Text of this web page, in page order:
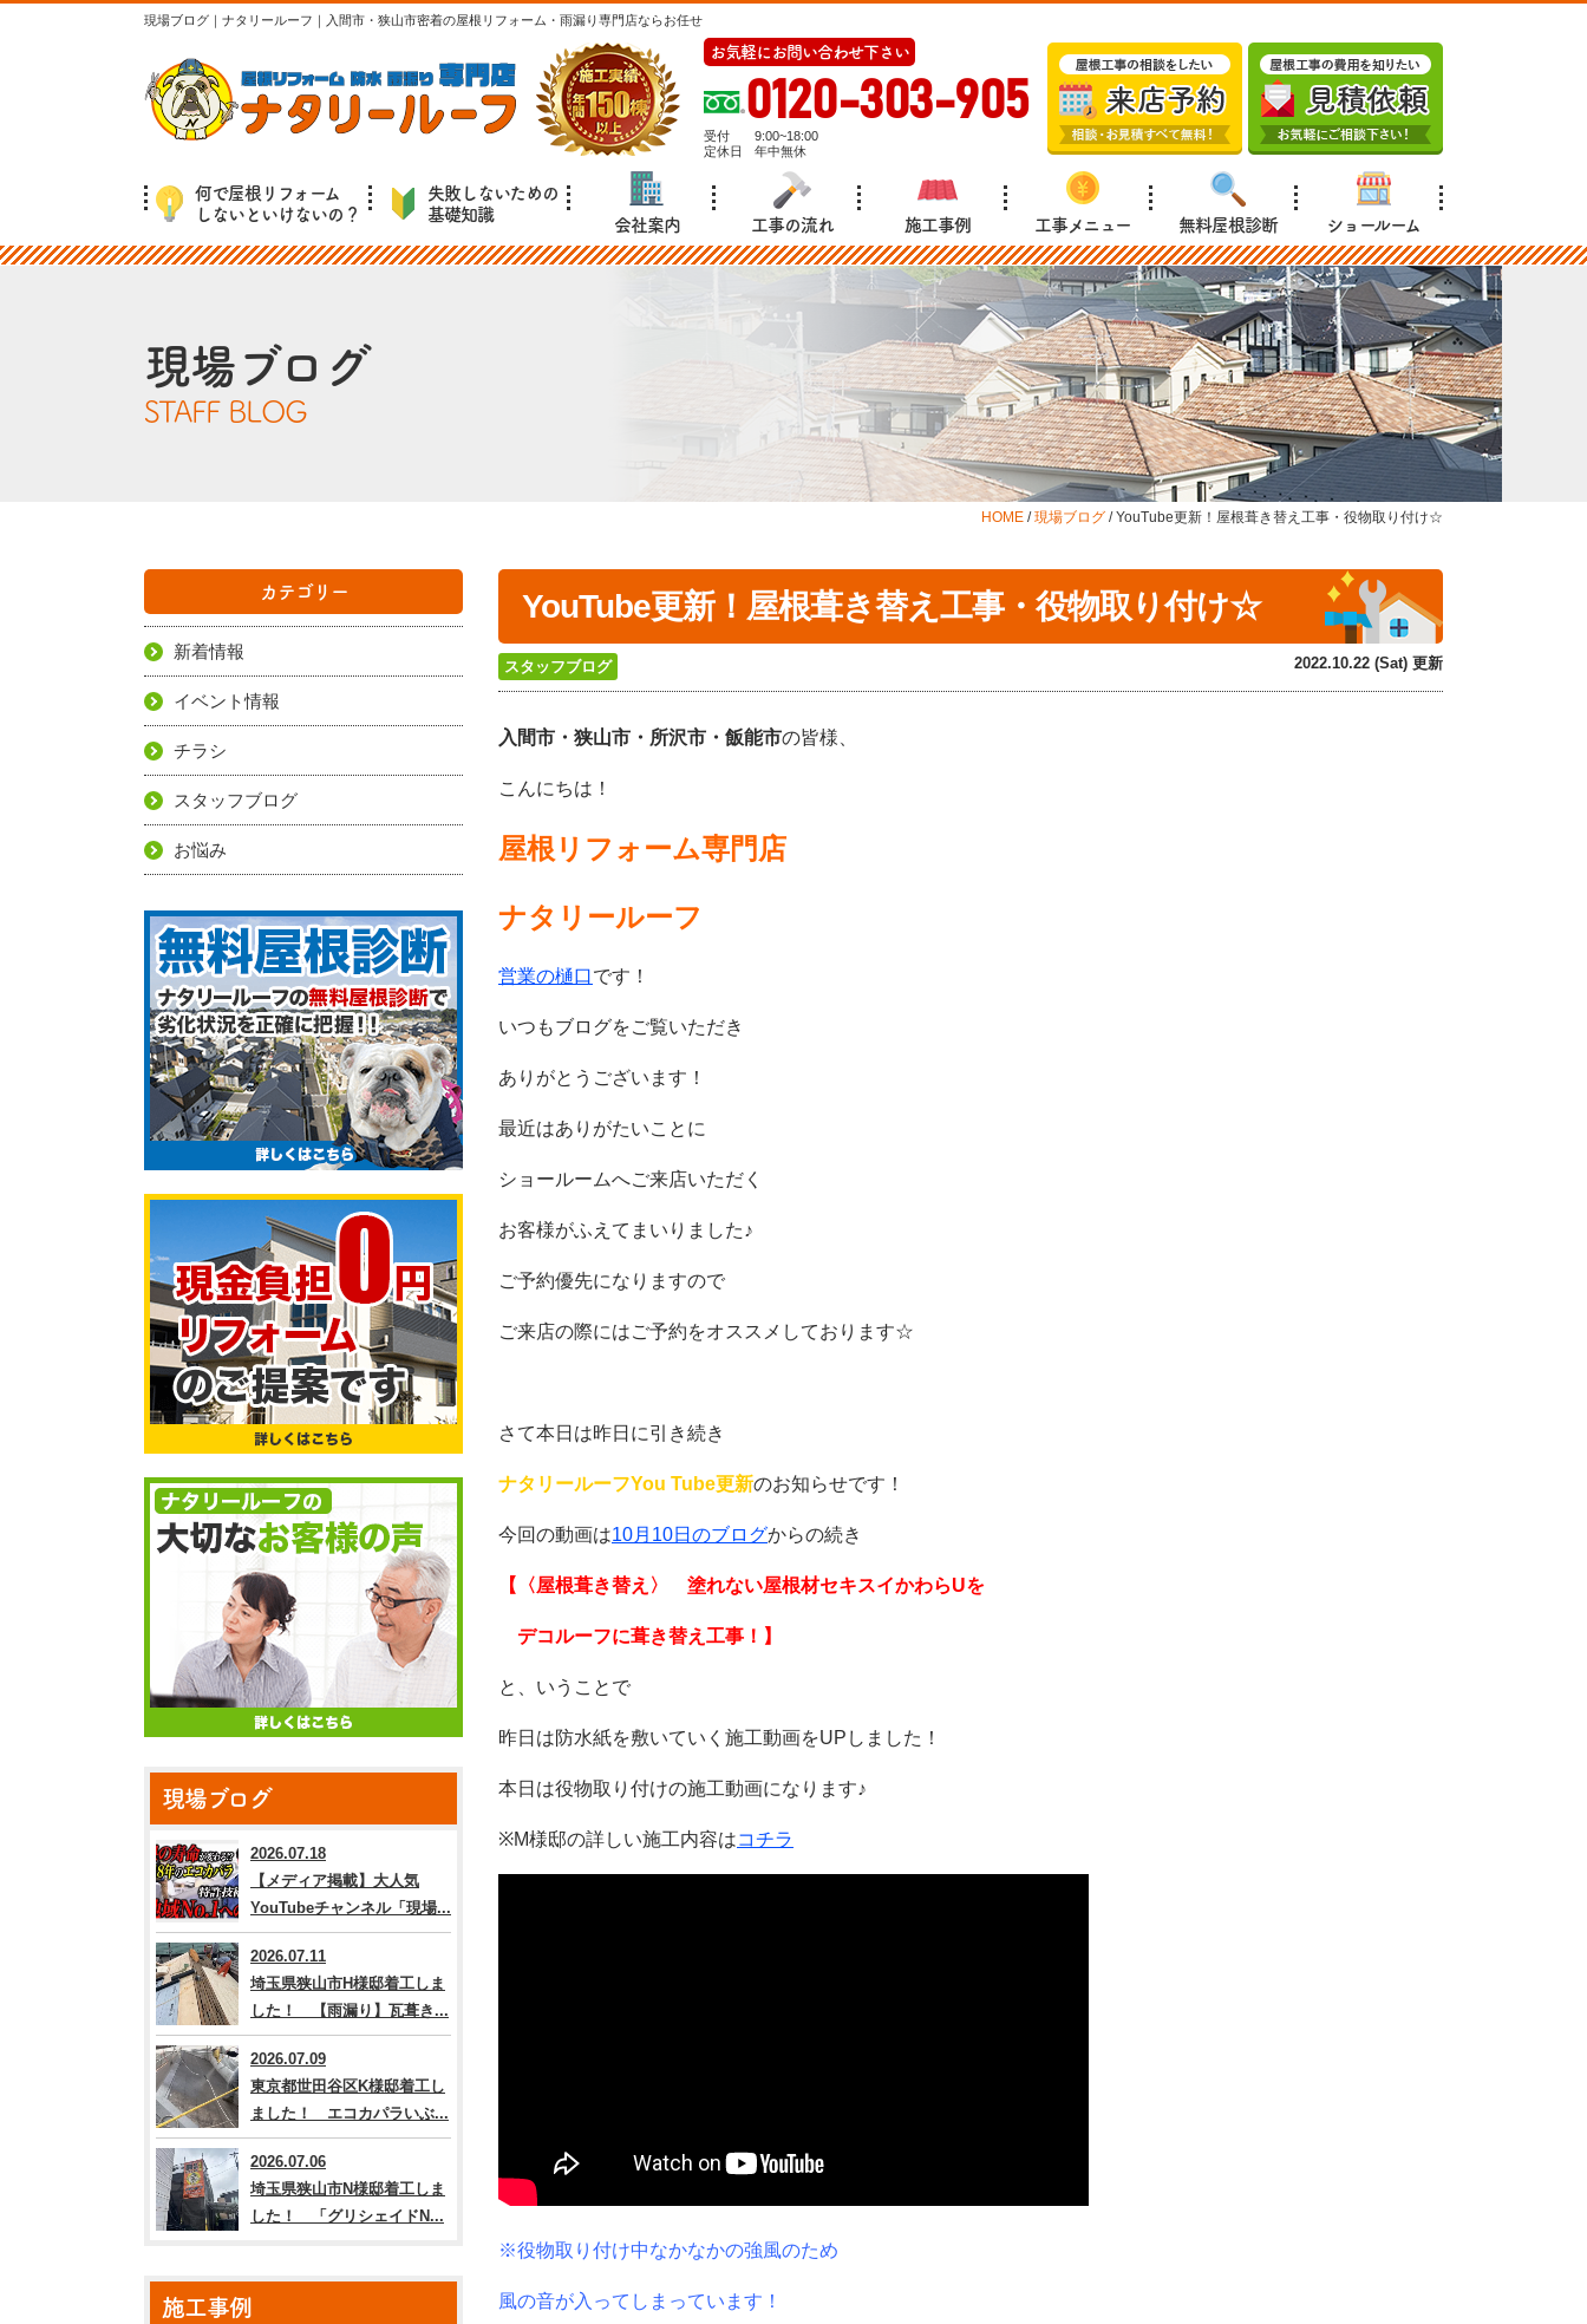
現場ブログ｜ナタリールーフ｜入間市・狭山市密着の屋根リフォーム・雨漏り専門店ならお任せ
お気軽にお問い合わせ下さい
0120-303-905
受付
9:00~18:00
定休日
年中無休
何で屋根リフォーム
しないといけないの？
失敗しないための
基礎知識
会社案内 工事の流れ 施工事例 工事メニュー 無料屋根診断 ショールーム
現場ブログ
STAFF BLOG
HOME /現場ブログ /YouTube更新！屋根葺き替え工事・役物取り付け☆
YouTube更新！屋根葺き替え工事・役物取り付け☆
スタッフブログ 2022.10.22 (Sat) 更新
入間市・狭山市・所沢市・飯能市の皆様、
こんにちは！
屋根リフォーム専門店
ナタリールーフ
営業の樋口です！
いつもブログをご覧いただき
ありがとうございます！
最近はありがたいことに
ショールームへご来店いただく
お客様がふえてまいりました♪
ご予約優先になりますので
ご来店の際にはご予約をオススメしております☆
さて本日は昨日に引き続き
ナタリールーフYou Tube更新のお知らせです！
今回の動画は10月10日のブログからの続き
【〈屋根葺き替え〉 塗れない屋根材セキスイかわらUを
デコルーフに葺き替え工事！】
と、いうことで
昨日は防水紙を敷いていく施工動画をUPしました！
本日は役物取り付けの施工動画になります♪
※M様邸の詳しい施工内容はコチラ
※役物取り付け中なかなかの強風のため
風の音が入ってしまっています！
カテゴリー
新着情報
イベント情報
チラシ
スタッフブログ
お悩み
現場ブログ
2026.07.18
【メディア掲載】大人気
YouTubeチャンネル「現場...
2026.07.11
埼玉県狭山市H様邸着工しま
した！ 【雨漏り】瓦葺き...
2026.07.09
東京都世田谷区K様邸着工し
ました！ エコカパラいぶ...
2026.07.06
埼玉県狭山市N様邸着工しま
した！ 「グリシェイドN...
施工事例